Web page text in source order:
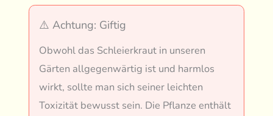
⚠️ Achtung: Giftig
Obwohl das Schleierkraut in unseren
Gärten allgegenwärtig ist und harmlos
wirkt, sollte man sich seiner leichten
Toxizität bewusst sein. Die Pflanze enthält